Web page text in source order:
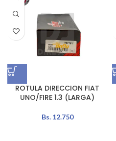
ROTULA DIRECCION FIAT
UNO/FIRE 1.3 (LARGA)
Bs.12.750